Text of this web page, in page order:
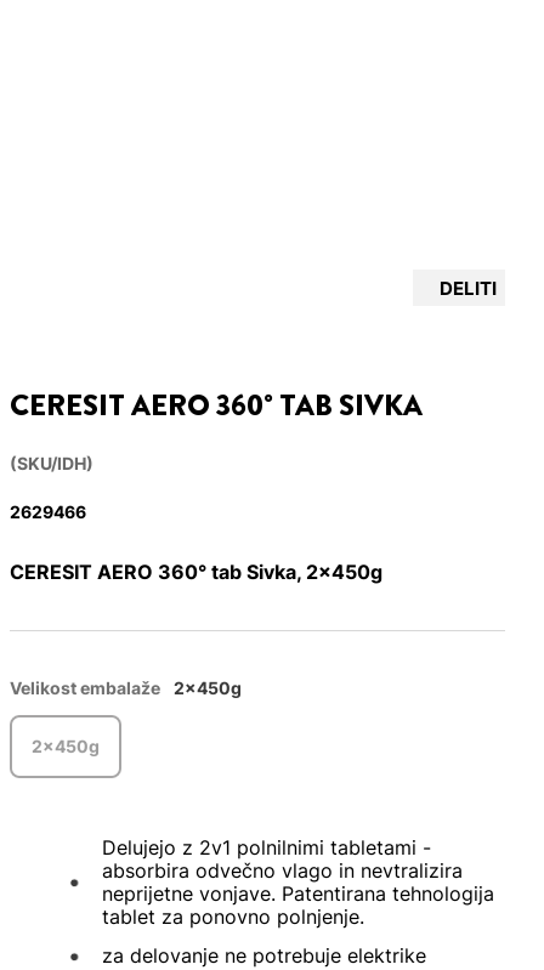
DELITI
CERESIT AERO 360° TAB SIVKA
(SKU/IDH)
2629466
CERESIT AERO 360° tab Sivka, 2x450g
Velikost embalaže 2x450g
2x450g
Delujejo z 2v1 polnilnimi tabletami -
absorbira odvečno vlago in nevtralizira
neprijetne vonjave. Patentirana tehnologija
tablet za ponovno polnjenje.
za delovanje ne potrebuje elektrike